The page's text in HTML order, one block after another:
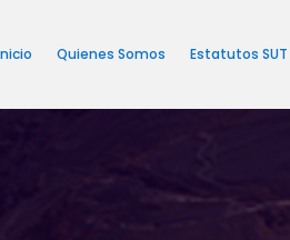
Quienes Somos Estatutos SUT